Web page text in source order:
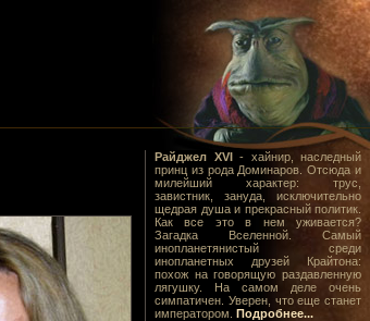
Райджел XVI- хайнир, наследный
принц из рода Доминаров. Отсюда и
милейший характер: трус,
завистник, зануда, исключительно
щедрая душа и прекрасный политик.
Как все это в нем уживается?
Загадка Вселенной. Самый
инопланетянистый среди
инопланетных друзей Крайтона:
похож на говорящую раздавленную
лягушку. На самом деле очень
симпатичен. Уверен, что еще станет
императором. Подробнее...